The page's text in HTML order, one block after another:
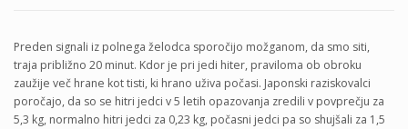
Preden signali iz polnega želodca sporočijo možganom, da smo siti,
traja približno 20 minut. Kdor je pri jedi hiter, praviloma ob obroku
zaužije več hrane kot tisti, ki hrano uživa počasi. Japonski raziskovalci
poročajo, da so se hitri jedci v 5 letih opazovanja zredili v povprečju za
5,3 kg, normalno hitri jedci za 0,23 kg, počasni jedci pa so shujšali za 1,5